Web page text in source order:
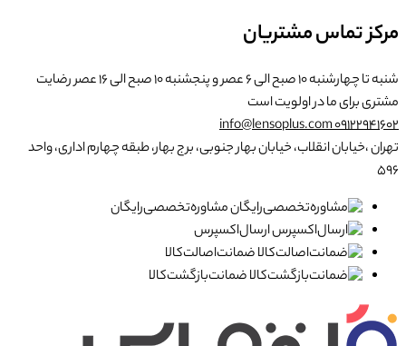
مرکز تماس مشتریان
شنبه تا چهارشنبه ۱۰ صبح الی ۶ عصر و پنجشنبه ۱۰ صبح الی ۱۶ عصر
رضایت
مشتری برای ما در اولویت است
۰۹۱۲۲۹۴۱۶۰۲info@lensoplus.com
تهران ،خیابان انقلاب، خیابان بهار جنوبی، برج بهار، طبقه چهارم اداری، واحد
۵۹۶
مشاوره‌تخصصی‌رایگان
ارسال‌اکسپرس
ضمانت‌اصالت‌کالا
ضمانت‌بازگشت‌کالا